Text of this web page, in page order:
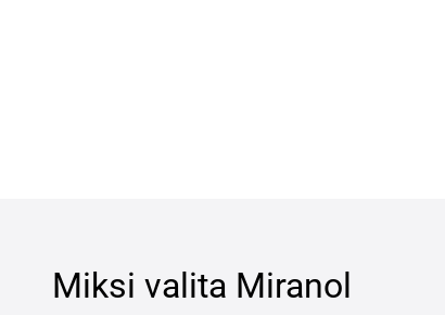
Miksi valita Miranol